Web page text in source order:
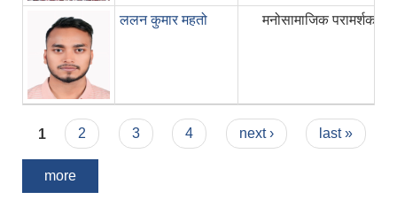
ललन कुमार महतो मनोसामाजिक परामर्शकर्ता
Pages
1 2 3 4 next › last »
more